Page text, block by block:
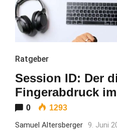
Ratgeber
Session ID: Der
Fingerabdruck
0 1293
Samuel Altersberger 9. Juni